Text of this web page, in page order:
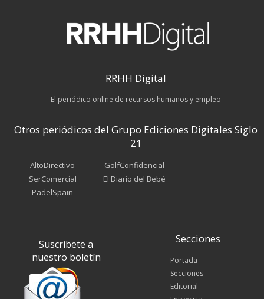
RRHH Digital
El periódico online de recursos humanos y empleo
Otros periódicos del Grupo Ediciones Digitales Siglo
21
AltoDirectivo
SerComercial
PadelSpain
GolfConfidencial
El Diario del Bebé
Suscríbete a
nuestro boletín
Secciones
Portada
Secciones
Editorial